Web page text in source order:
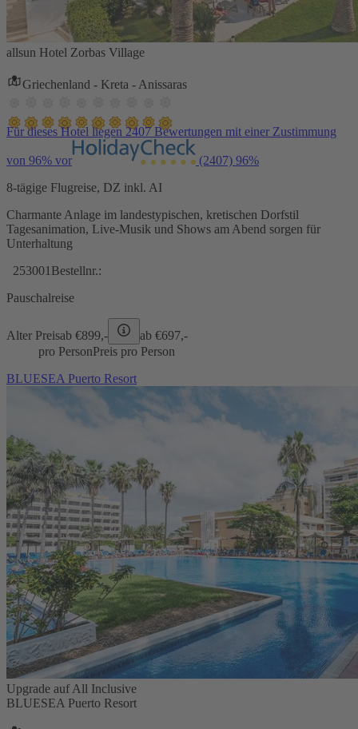
allsun Hotel Zorbas Village
Griechenland - Kreta - Anissaras
Für dieses Hotel liegen 2407 Bewertungen mit einer Zustimmung
von 96% vor (2407) 96%
8-tägige Flugreise, DZ inkl. AI
Charmante Anlage im landestypischen, kretischen Dorfstil
Tagesanimation, Live-Musik und Shows am Abend sorgen für
Unterhaltung
253001 Bestellnr.:
Pauschalreise
Alter Preisab €899,- ab €697,-
pro PersonPreis pro Person
BLUESEA Puerto Resort
Upgrade auf All Inclusive
BLUESEA Puerto Resort